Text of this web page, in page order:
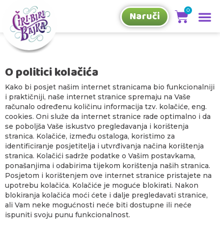
Naruči
O politici kolačića
Kako bi posjet našim internet stranicama bio funkcionalniji
i praktičniji, naše internet stranice spremaju na Vaše
računalo određenu količinu informacija tzv. kolačiće, eng.
cookies. Oni služe da internet stranice rade optimalno i da
se poboljša Vaše iskustvo pregledavanja i korištenja
stranica. Kolačiće, između ostaloga, koristimo za
identificiranje posjetitelja i utvrđivanja načina korištenja
stranica. Kolačići sadrže podatke o Vašim postavkama,
ponašanjima i odabirima tijekom korištenja naših stranica.
Posjetom i korištenjem ove internet stranice pristajete na
upotrebu kolačića. Kolačiće je moguće blokirati. Nakon
blokiranja kolačića moći ćete i dalje pregledavati stranice,
ali Vam neke mogućnosti neće biti dostupne ili neće
ispuniti svoju punu funkcionalnost.